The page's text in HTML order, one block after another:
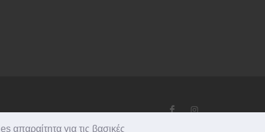
απαραίτητα για τις βασικές